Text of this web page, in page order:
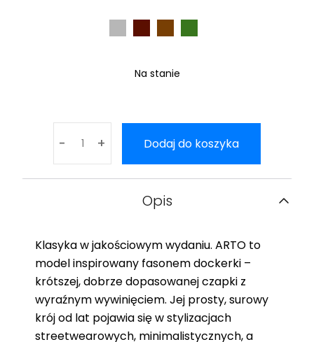
Na stanie
-
Arto
- +
+ Dodaj do koszyka
Opis
Klasyka w jakościowym wydaniu. ARTO to
model inspirowany fasonem dockerki –
krótszej, dobrze dopasowanej czapki z
wyraźnym wywinięciem. Jej prosty, surowy
krój od lat pojawia się w stylizacjach
streetwearowych, minimalistycznych, a